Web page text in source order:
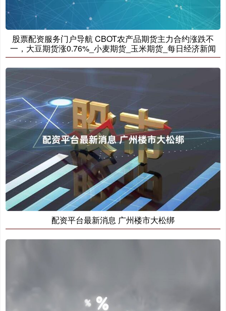
股票配资服务门户导航 CBOT农产品期货主力合约涨跌不
一，大豆期货涨0.76%_小麦期货_玉米期货_每日经济新闻
配资平台最新消息 广州楼市大松绑